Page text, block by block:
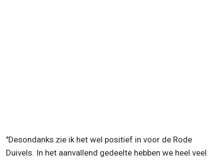
"Desondanks zie ik het wel positief in voor de Rode
Duivels. In het aanvallend gedeelte hebben we heel veel